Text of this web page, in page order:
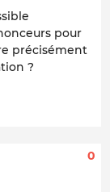
pour
précisément
?
0